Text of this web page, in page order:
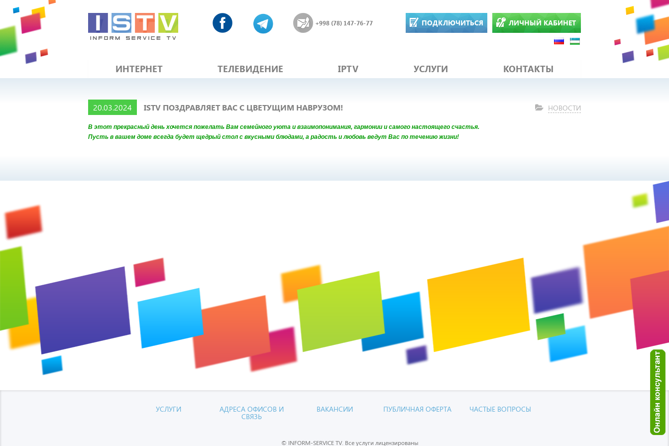
+998 (78) 147-76-77 ПОДКЛЮЧИТЬСЯ ЛИЧНЫЙ КАБИНЕТ
ИНТЕРНЕТ ТЕЛЕВИДЕНИЕ IPTV УСЛУГИ КОНТАКТЫ
20.03.2024 ISTV ПОЗДРАВЛЯЕТ ВАС С ЦВЕТУЩИМ НАВРУЗОМ! НОВОСТИ
В этот прекрасный день хочется пожелать Вам семейного уюта и взаимопонимания, гармонии и самого настоящего счастья.
Пусть в вашем доме всегда будет щедрый стол с вкусными блюдами, а радость и любовь ведут Вас по течению жизни!
УСЛУГИ АДРЕСА ОФИСОВ И
СВЯЗЬ
ВАКАНСИИ ПУБЛИЧНАЯ ОФЕРТА ЧАСТЫЕ ВОПРОСЫ
© INFORM-SERVICE TV. Все услуги лицензированы